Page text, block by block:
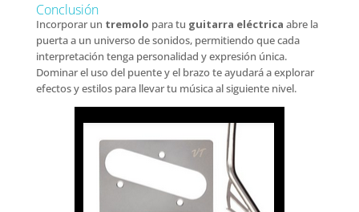
Conclusión
Incorporar un tremolo para tu guitarra eléctrica abre la
puerta a un universo de sonidos, permitiendo que cada
interpretación tenga personalidad y expresión única.
Dominar el uso del puente y el brazo te ayudará a explorar
efectos y estilos para llevar tu música al siguiente nivel.